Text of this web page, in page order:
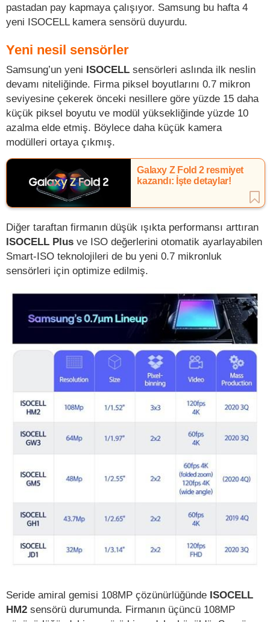
pastadan pay kapmaya çalışıyor. Samsung bu hafta 4
yeni ISOCELL kamera sensörü duyurdu.
Yeni nesil sensörler
Samsung’un yeni ISOCELL sensörleri aslında ilk neslin
devamı niteliğinde. Firma piksel boyutlarını 0.7 mikron
seviyesine çekerek önceki nesillere göre yüzde 15 daha
küçük piksel boyutu ve modül yüksekliğinde yüzde 10
azalma elde etmiş. Böylece daha küçük kamera
modülleri ortaya çıkmış.
Galaxy Z Fold 2 resmiyet
kazandı: İşte detaylar!
Diğer taraftan firmanın düşük ışıkta performansı arttıran
ISOCELL Plus ve ISO değerlerini otomatik ayarlayabilen
Smart-ISO teknolojileri de bu yeni 0.7 mikronluk
sensörleri için optimize edilmiş.
Seride amiral gemisi 108MP çözünürlüğünde ISOCELL
HM2 sensörü durumunda. Firmanın üçüncü 108MP